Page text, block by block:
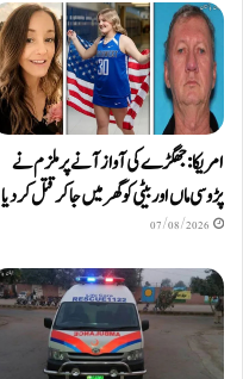
امریکا: جھگڑے کی آواز آنے پر ملزم نے
پڑوسی ماں اور بیٹی کو گھر میں جا کر قتل کر دیا
07/08/2026